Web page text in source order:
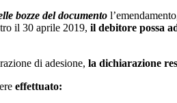
bozze del documento
il 30 aprile 2019, il debitore possa
di adesione, la dichiarazione
effettuato: